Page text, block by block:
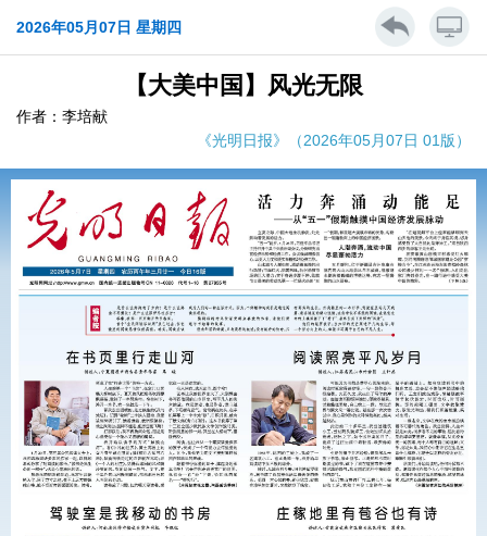
2026年05月07日 星期四
【大美中国】风光无限
作者：李培献
《光明日报》（2026年05月07日 01版）